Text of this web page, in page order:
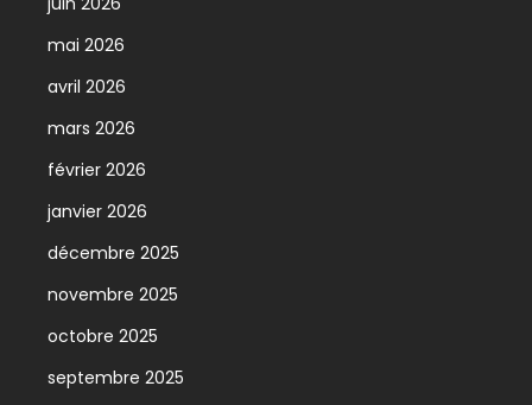
mai 2026
avril 2026
mars 2026
février 2026
janvier 2026
décembre 2025
novembre 2025
octobre 2025
septembre 2025